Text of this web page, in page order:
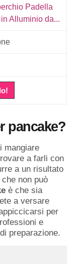
Padella
Alluminio da...
pancake?
mangiare
a farli con
a un risultato
non può
è che sia
a versare
per
e
preparazione.